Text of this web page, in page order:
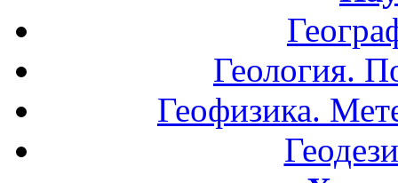
Геология.
Геофизика.